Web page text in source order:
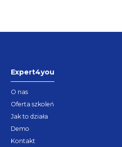
Expert4you
O nas
Oferta szkoleń
Jak to działa
Demo
Kontakt